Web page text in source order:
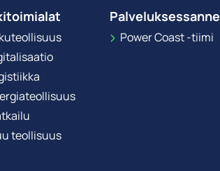
teollisuus
Palveluksessanne
Power Coast -tiimi